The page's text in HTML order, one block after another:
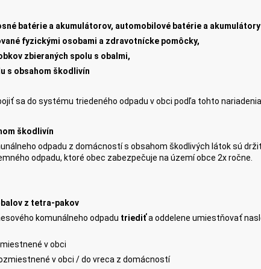
batérie a akumulátorov, automobilové batérie a akumulátory
fyzickými osobami a zdravotnícke pomôcky,
zbieraných spolu s obalmi,
s obsahom škodlivín
sa do systému triedeného odpadu v obci podľa tohto
škodlivín
odpadu z domácností s obsahom škodlivých látok sú
odpadu, ktoré obec zabezpečuje na území obce 2x ročne.
z tetra-pakov
komunálneho odpadu triediťa oddelene umiestňovať
v obci
v obci / do vreca z domácností